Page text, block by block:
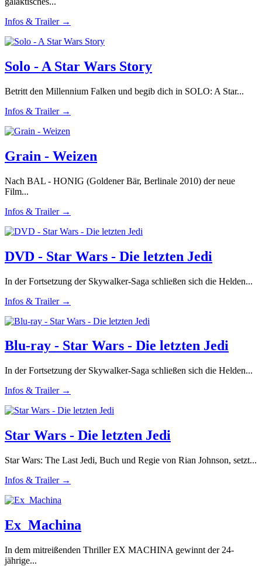
Infos & Trailer →
Solo - A Star Wars Story
Betritt den Millennium Falken und begib dich in SOLO: A Star...
Infos & Trailer →
Grain - Weizen
Nach BAL - HONIG (Goldener Bär, Berlinale 2010) der neue
Film...
Infos & Trailer →
DVD - Star Wars - Die letzten Jedi
In der Fortsetzung der Skywalker-Saga schließen sich die Helden...
Infos & Trailer →
Blu-ray - Star Wars - Die letzten Jedi
In der Fortsetzung der Skywalker-Saga schließen sich die Helden...
Infos & Trailer →
Star Wars - Die letzten Jedi
Star Wars: The Last Jedi, Buch und Regie von Rian Johnson, setzt...
Infos & Trailer →
Ex_Machina
In dem mitreißenden Thriller EX MACHINA gewinnt der 24-
jährige...